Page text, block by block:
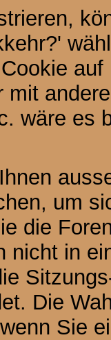
mit
wäre es
um
die
nicht in
Die
Sie